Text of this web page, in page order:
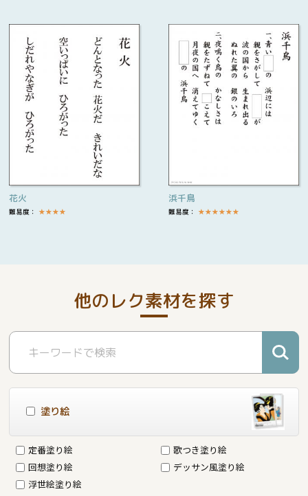
花火
難易度： ★★★★
浜千鳥
難易度： ★★★★★★
他のレク素材を探す
塗り絵
定番塗り絵
歌つき塗り絵
回想塗り絵
デッサン風塗り絵
浮世絵塗り絵